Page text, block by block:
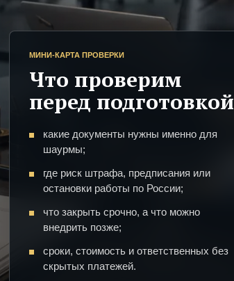
МИНИ-КАРТА ПРОВЕРКИ
Что проверим
перед подготовкой
какие документы нужны именно для
шаурмы;
где риск штрафа, предписания или
остановки работы по России;
что закрыть срочно, а что можно
внедрить позже;
сроки, стоимость и ответственных без
скрытых платежей.